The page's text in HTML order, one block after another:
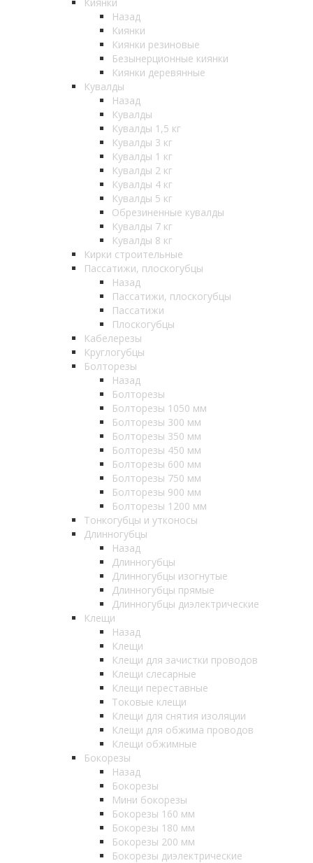
Назад
Киянки
Киянки резиновые
Безынерционные киянки
Киянки деревянные
Кувалды
Назад
Кувалды
Кувалды 1,5 кг
Кувалды 3 кг
Кувалды 1 кг
Кувалды 2 кг
Кувалды 4 кг
Кувалды 5 кг
Обрезиненные кувалды
Кувалды 7 кг
Кувалды 8 кг
Кирки строительные
Пассатижи, плоскогубцы
Назад
Пассатижи, плоскогубцы
Пассатижи
Плоскогубцы
Кабелерезы
Круглогубцы
Болторезы
Назад
Болторезы
Болторезы 1050 мм
Болторезы 300 мм
Болторезы 350 мм
Болторезы 450 мм
Болторезы 600 мм
Болторезы 750 мм
Болторезы 900 мм
Болторезы 1200 мм
Тонкогубцы и утконосы
Длинногубцы
Назад
Длинногубцы
Длинногубцы изогнутые
Длинногубцы прямые
Длинногубцы диэлектрические
Клещи
Назад
Клещи
Клещи для зачистки проводов
Клещи слесарные
Клещи переставные
Токовые клещи
Клещи для снятия изоляции
Клещи для обжима проводов
Клещи обжимные
Бокорезы
Назад
Бокорезы
Мини бокорезы
Бокорезы 160 мм
Бокорезы 180 мм
Бокорезы 200 мм
Бокорезы диэлектрические